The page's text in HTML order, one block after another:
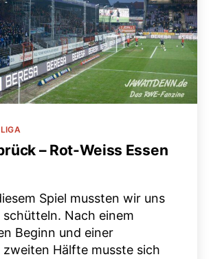
– Rot-Weiss Essen
Spiel mussten wir uns
Nach einem
Beginn und einer
Hälfte musste sich